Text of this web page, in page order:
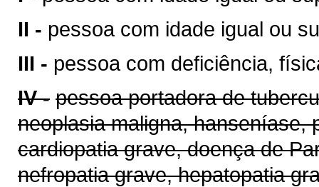
II - pessoa com idade igual ou
III - pessoa com deficiência,
IV - pessoa portadora de
neoplasia maligna, hanseníase,
cardiopatia grave, doença de
nefropatia grave, hepatopatia